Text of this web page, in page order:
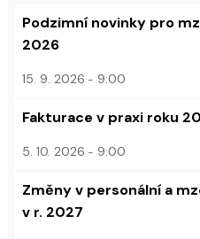
Podzimní novinky pro
2026
15. 9. 2026 9:00
Fakturace v praxi roku
5. 10. 2026 9:00
Změny v personální a
v r. 2027